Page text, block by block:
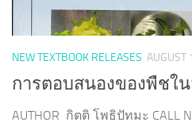
NEW TEXTBOOK RELEASES AUGUST
การตอบสนองของพืชใ
AUTHOR กิตติ โพธิปัทมะ CALL